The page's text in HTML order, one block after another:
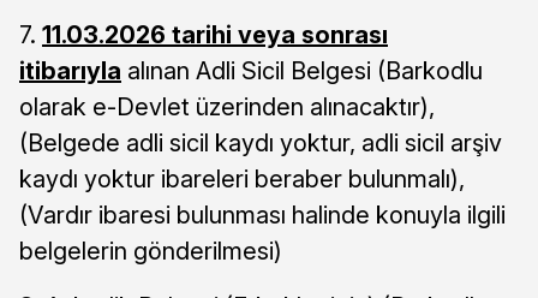
7. 11.03.2026 tarihi veya sonrası
itibarıyla alınan Adli Sicil Belgesi (Barkodlu
olarak e-Devlet üzerinden alınacaktır),
(Belgede adli sicil kaydı yoktur, adli sicil arşiv
kaydı yoktur ibareleri beraber bulunmalı),
(Vardır ibaresi bulunması halinde konuyla ilgili
belgelerin gönderilmesi)